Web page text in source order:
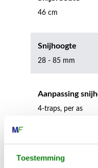
Toestemming
46 cm
Snijhoogte
28 - 85 mm
Aanpassing
4-traps, per as
2800 omw./min.